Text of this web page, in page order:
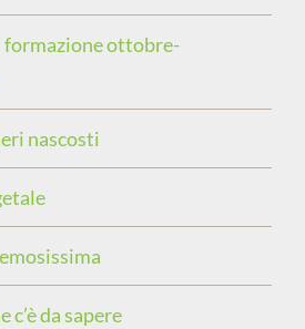
ottobre-
nascosti
da sapere